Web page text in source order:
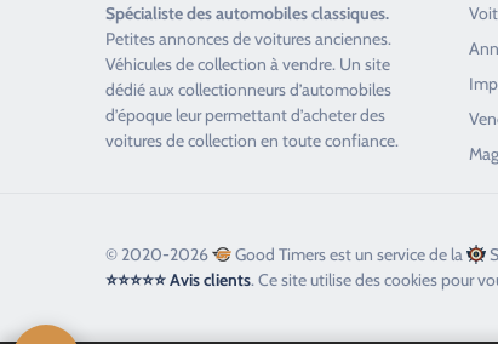
s
e
r
c
a
m
Spécialiste desautomobiles classiques.
Petites annonces devoitures anciennes.
Véhicules de collection à vendre. Un site
dédié aux collectionneurs d’automobiles
d’époque leur permettant d’acheter des
voitures de collection en toute confiance.
© 2020-2026 Good Timers est un service de la
⭐⭐⭐⭐⭐ Avis clients. Ce site utilise des cookies pour